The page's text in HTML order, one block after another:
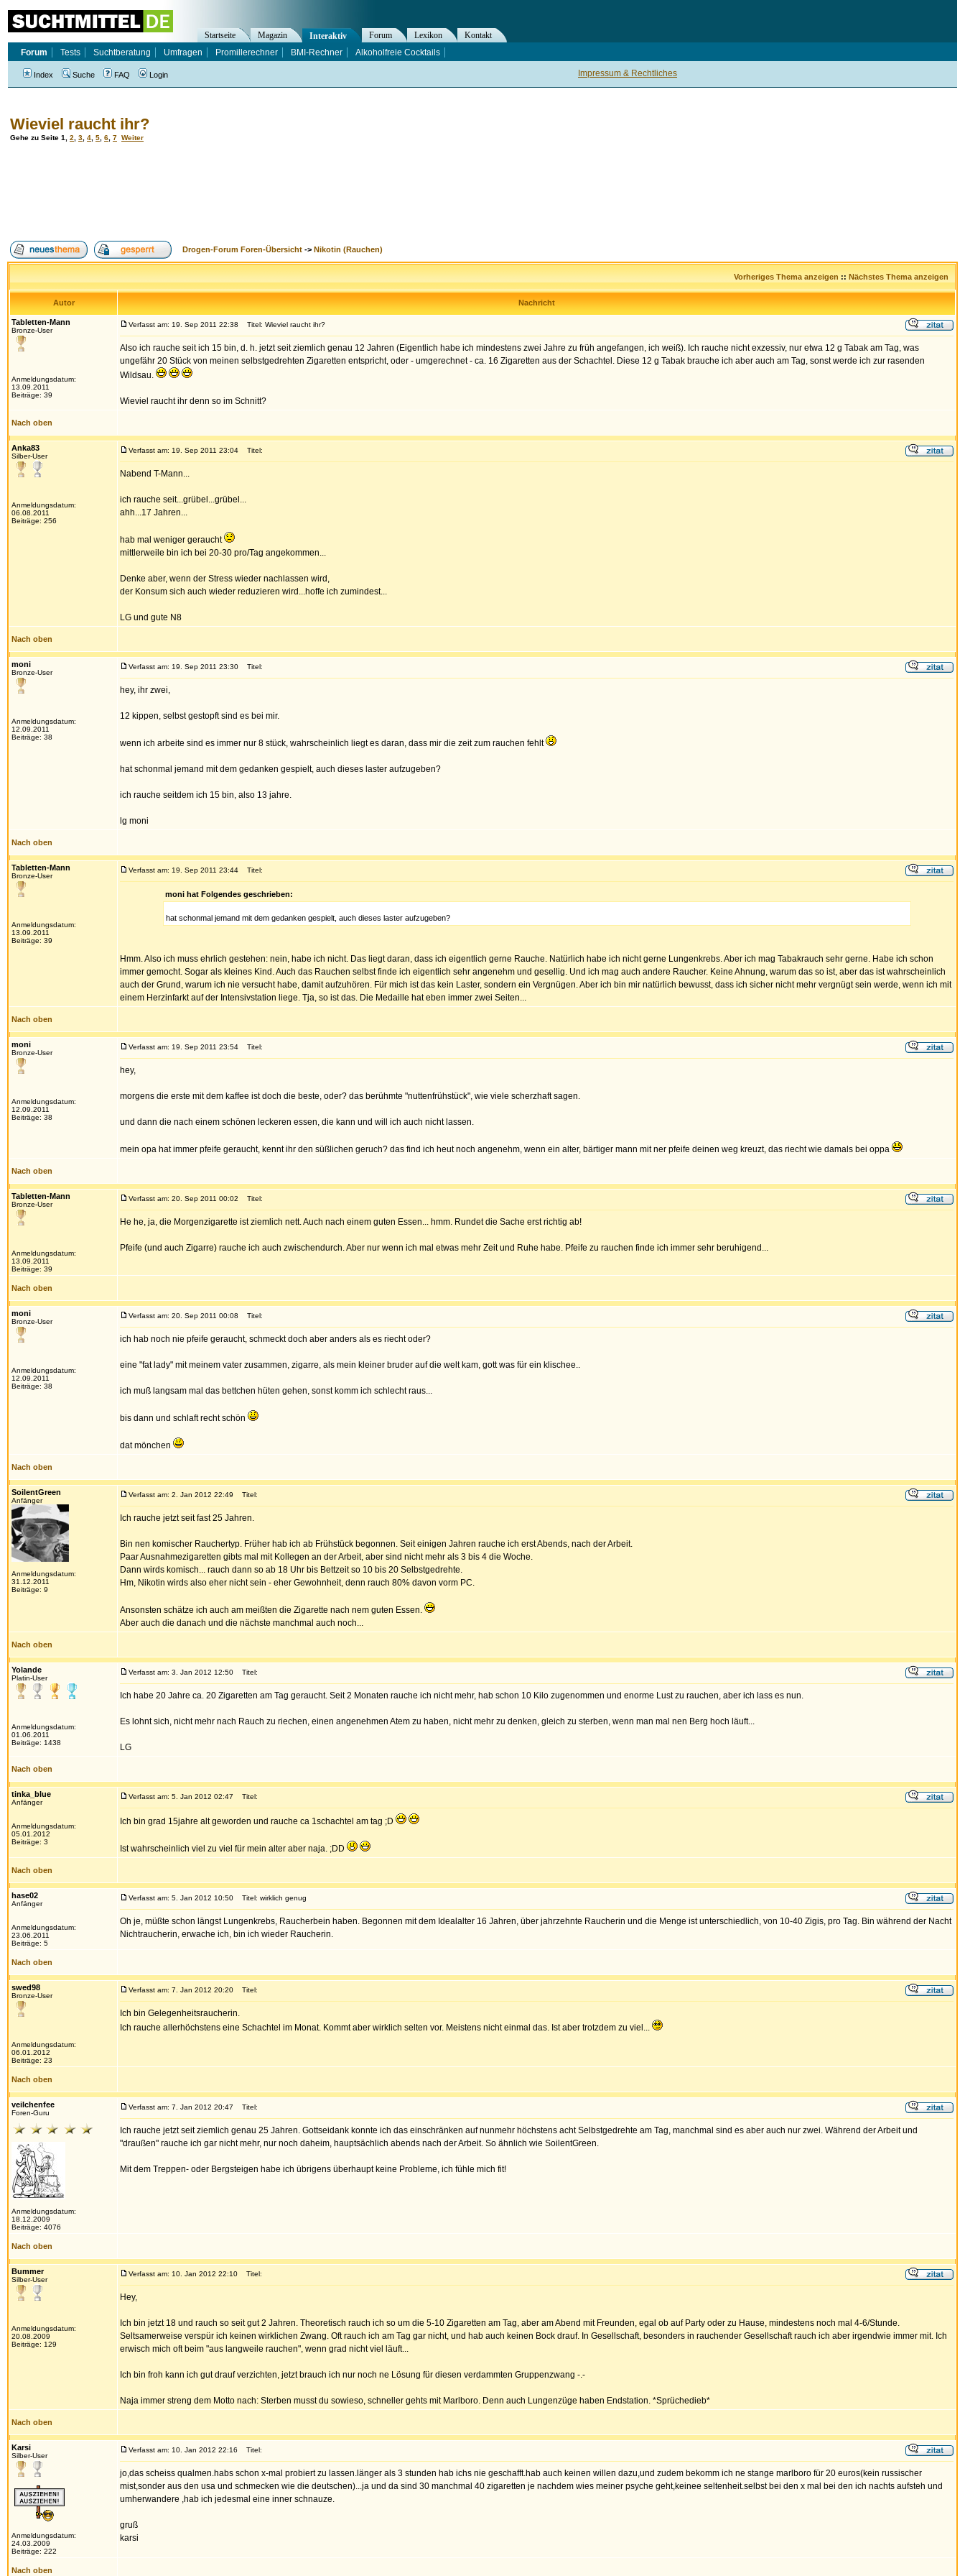
Wieviel raucht ihr?
Gehe zu Seite 1 2 3 4 5 6 7 Weiter
Drogen-Forum Foren-Übersicht -> Nikotin (Rauchen)
Vorheriges Thema anzeigen :: Nächstes Thema anzeigen
Autor Nachricht
Tabletten-Mann
Bronze-User
Anmeldungsdatum:
13.09.2011
Beiträge: 39
Verfasst am: 19. Sep 2011 22:38 Titel: Wieviel raucht ihr?
Also ich rauche seit ich 15 bin, d. h. jetzt seit ziemlich genau 12 Jahren (Eigentlich habe ich mindestens zwei Jahre zu früh angefangen, ich weiß). Ich rauche nicht exzessiv, nur etwa 12 g Tabak am Tag, was
ungefähr 20 Stück von meinen selbstgedrehten Zigaretten entspricht, oder - umgerechnet - ca. 16 Zigaretten aus der Schachtel. Diese 12 g Tabak brauche ich aber auch am Tag, sonst werde ich zur rasenden
Wildsau.
Wieviel raucht ihr denn so im Schnitt?
Nach oben
Anka83
Silber-User
Anmeldungsdatum:
06.08.2011
Beiträge: 256
Verfasst am: 19. Sep 2011 23:04 Titel:
Nabend T-Mann...
ich rauche seit...grübel...grübel...
ahh...17 Jahren...
hab mal weniger geraucht
mittlerweile bin ich bei 20-30 pro/Tag angekommen...
Denke aber, wenn der Stress wieder nachlassen wird,
der Konsum sich auch wieder reduzieren wird...hoffe ich zumindest...
LG und gute N8
Nach oben
moni
Bronze-User
Anmeldungsdatum:
12.09.2011
Beiträge: 38
Verfasst am: 19. Sep 2011 23:30 Titel:
hey, ihr zwei,
12 kippen, selbst gestopft sind es bei mir.
wenn ich arbeite sind es immer nur 8 stück, wahrscheinlich liegt es daran, dass mir die zeit zum rauchen fehlt
hat schonmal jemand mit dem gedanken gespielt, auch dieses laster aufzugeben?
ich rauche seitdem ich 15 bin, also 13 jahre.
lg moni
Nach oben
Tabletten-Mann
Bronze-User
Anmeldungsdatum:
13.09.2011
Beiträge: 39
Verfasst am: 19. Sep 2011 23:44 Titel:
moni hat Folgendes geschrieben:
hat schonmal jemand mit dem gedanken gespielt, auch dieses laster aufzugeben?
Hmm. Also ich muss ehrlich gestehen: nein, habe ich nicht. Das liegt daran, dass ich eigentlich gerne Rauche. Natürlich habe ich nicht gerne Lungenkrebs. Aber ich mag Tabakrauch sehr gerne. Habe ich schon
immer gemocht. Sogar als kleines Kind. Auch das Rauchen selbst finde ich eigentlich sehr angenehm und gesellig. Und ich mag auch andere Raucher. Keine Ahnung, warum das so ist, aber das ist wahrscheinlich
auch der Grund, warum ich nie versucht habe, damit aufzuhören. Für mich ist das kein Laster, sondern ein Vergnügen. Aber ich bin mir natürlich bewusst, dass ich sicher nicht mehr vergnügt sein werde, wenn ich mit
einem Herzinfarkt auf der Intensivstation liege. Tja, so ist das. Die Medaille hat eben immer zwei Seiten...
Nach oben
moni
Bronze-User
Anmeldungsdatum:
12.09.2011
Beiträge: 38
Verfasst am: 19. Sep 2011 23:54 Titel:
hey,
morgens die erste mit dem kaffee ist doch die beste, oder? das berühmte "nuttenfrühstück", wie viele scherzhaft sagen.
und dann die nach einem schönen leckeren essen, die kann und will ich auch nicht lassen.
mein opa hat immer pfeife geraucht, kennt ihr den süßlichen geruch? das find ich heut noch angenehm, wenn ein alter, bärtiger mann mit ner pfeife deinen weg kreuzt, das riecht wie damals bei oppa
Nach oben
Tabletten-Mann
Bronze-User
Anmeldungsdatum:
13.09.2011
Beiträge: 39
Verfasst am: 20. Sep 2011 00:02 Titel:
He he, ja, die Morgenzigarette ist ziemlich nett. Auch nach einem guten Essen... hmm. Rundet die Sache erst richtig ab!
Pfeife (und auch Zigarre) rauche ich auch zwischendurch. Aber nur wenn ich mal etwas mehr Zeit und Ruhe habe. Pfeife zu rauchen finde ich immer sehr beruhigend...
Nach oben
moni
Bronze-User
Anmeldungsdatum:
12.09.2011
Beiträge: 38
Verfasst am: 20. Sep 2011 00:08 Titel:
ich hab noch nie pfeife geraucht, schmeckt doch aber anders als es riecht oder?
eine "fat lady" mit meinem vater zusammen, zigarre, als mein kleiner bruder auf die welt kam, gott was für ein klischee..
ich muß langsam mal das bettchen hüten gehen, sonst komm ich schlecht raus...
bis dann und schlaft recht schön
dat mönchen
Nach oben
SoilentGreen
Anfänger
Anmeldungsdatum:
31.12.2011
Beiträge: 9
Verfasst am: 2. Jan 2012 22:49 Titel:
Ich rauche jetzt seit fast 25 Jahren.
Bin nen komischer Rauchertyp. Früher hab ich ab Frühstück begonnen. Seit einigen Jahren rauche ich erst Abends, nach der Arbeit.
Paar Ausnahmezigaretten gibts mal mit Kollegen an der Arbeit, aber sind nicht mehr als 3 bis 4 die Woche.
Dann wirds komisch... rauch dann so ab 18 Uhr bis Bettzeit so 10 bis 20 Selbstgedrehte.
Hm, Nikotin wirds also eher nicht sein - eher Gewohnheit, denn rauch 80% davon vorm PC.
Ansonsten schätze ich auch am meißten die Zigarette nach nem guten Essen.
Aber auch die danach und die nächste manchmal auch noch...
Nach oben
Yolande
Platin-User
Anmeldungsdatum:
01.06.2011
Beiträge: 1438
Verfasst am: 3. Jan 2012 12:50 Titel:
Ich habe 20 Jahre ca. 20 Zigaretten am Tag geraucht. Seit 2 Monaten rauche ich nicht mehr, hab schon 10 Kilo zugenommen und enorme Lust zu rauchen, aber ich lass es nun.
Es lohnt sich, nicht mehr nach Rauch zu riechen, einen angenehmen Atem zu haben, nicht mehr zu denken, gleich zu sterben, wenn man mal nen Berg hoch läuft...
LG
Nach oben
tinka_blue
Anfänger
Anmeldungsdatum:
05.01.2012
Beiträge: 3
Verfasst am: 5. Jan 2012 02:47 Titel:
Ich bin grad 15jahre alt geworden und rauche ca 1schachtel am tag ;D
Ist wahrscheinlich viel zu viel für mein alter aber naja. ;DD
Nach oben
hase02
Anfänger
Anmeldungsdatum:
23.06.2011
Beiträge: 5
Verfasst am: 5. Jan 2012 10:50 Titel: wirklich genug
Oh je, müßte schon längst Lungenkrebs, Raucherbein haben. Begonnen mit dem Idealalter 16 Jahren, über jahrzehnte Raucherin und die Menge ist unterschiedlich, von 10-40 Zigis, pro Tag. Bin während der Nacht
Nichtraucherin, erwache ich, bin ich wieder Raucherin.
Nach oben
swed98
Bronze-User
Anmeldungsdatum:
06.01.2012
Beiträge: 23
Verfasst am: 7. Jan 2012 20:20 Titel:
Ich bin Gelegenheitsraucherin.
Ich rauche allerhöchstens eine Schachtel im Monat. Kommt aber wirklich selten vor. Meistens nicht einmal das. Ist aber trotzdem zu viel...
Nach oben
veilchenfee
Foren-Guru
Anmeldungsdatum:
18.12.2009
Beiträge: 4076
Verfasst am: 7. Jan 2012 20:47 Titel:
Ich rauche jetzt seit ziemlich genau 25 Jahren. Gottseidank konnte ich das einschränken auf nunmehr höchstens acht Selbstgedrehte am Tag, manchmal sind es aber auch nur zwei. Während der Arbeit und
"draußen" rauche ich gar nicht mehr, nur noch daheim, hauptsächlich abends nach der Arbeit. So ähnlich wie SoilentGreen.
Mit dem Treppen- oder Bergsteigen habe ich übrigens überhaupt keine Probleme, ich fühle mich fit!
Nach oben
Bummer
Silber-User
Anmeldungsdatum:
20.08.2009
Beiträge: 129
Verfasst am: 10. Jan 2012 22:10 Titel:
Hey,
Ich bin jetzt 18 und rauch so seit gut 2 Jahren. Theoretisch rauch ich so um die 5-10 Zigaretten am Tag, aber am Abend mit Freunden, egal ob auf Party oder zu Hause, mindestens noch mal 4-6/Stunde.
Seltsamerweise verspür ich keinen wirklichen Zwang. Oft rauch ich am Tag gar nicht, und hab auch keinen Bock drauf. In Gesellschaft, besonders in rauchender Gesellschaft rauch ich aber irgendwie immer mit. Ich
erwisch mich oft beim "aus langweile rauchen", wenn grad nicht viel läuft...
Ich bin froh kann ich gut drauf verzichten, jetzt brauch ich nur noch ne Lösung für diesen verdammten Gruppenzwang -.-
Naja immer streng dem Motto nach: Sterben musst du sowieso, schneller gehts mit Marlboro. Denn auch Lungenzüge haben Endstation. *Sprüchedieb*
Nach oben
Karsi
Silber-User
Anmeldungsdatum:
24.03.2009
Beiträge: 222
Verfasst am: 10. Jan 2012 22:16 Titel:
jo,das scheiss qualmen.habs schon x-mal probiert zu lassen.länger als 3 stunden hab ichs nie geschafft.hab auch keinen willen dazu,und zudem bekomm ich ne stange marlboro für 20 euros(kein russischer
mist,sonder aus den usa und schmecken wie die deutschen)...ja und da sind 30 manchmal 40 zigaretten je nachdem wies meiner psyche geht,keinee seltenheit.selbst bei den x mal bei den ich nachts aufsteh und
umherwandere ,hab ich jedesmal eine inner schnauze.
gruß
karsi
Nach oben
Impressum & Rechtliches
Startseite Magazin Interaktiv Forum Lexikon
Kontakt
Forum
Tests Suchtberatung Umfragen Promillerechner BMI-Rechner Alkoholfreie Cocktails
Index Suche FAQ Login